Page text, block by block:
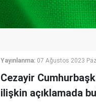
Yayınlanma: 07 Ağustos 2023
Cezayir
ilişkin açıklamada